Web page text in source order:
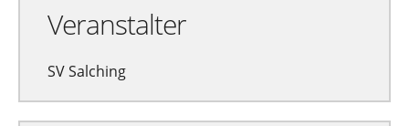
Veranstalter
SV Salching